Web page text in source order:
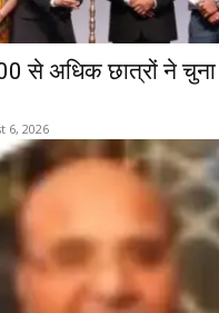
से अधिक छात्रों ने
6, 2026